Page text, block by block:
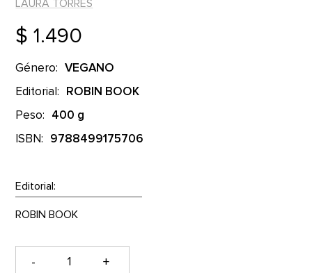
LAURA TORRES
$ 1.490
Género: VEGANO
Editorial: ROBIN BOOK
Peso: 400 g
ISBN: 9788499175706
Editorial:
- +